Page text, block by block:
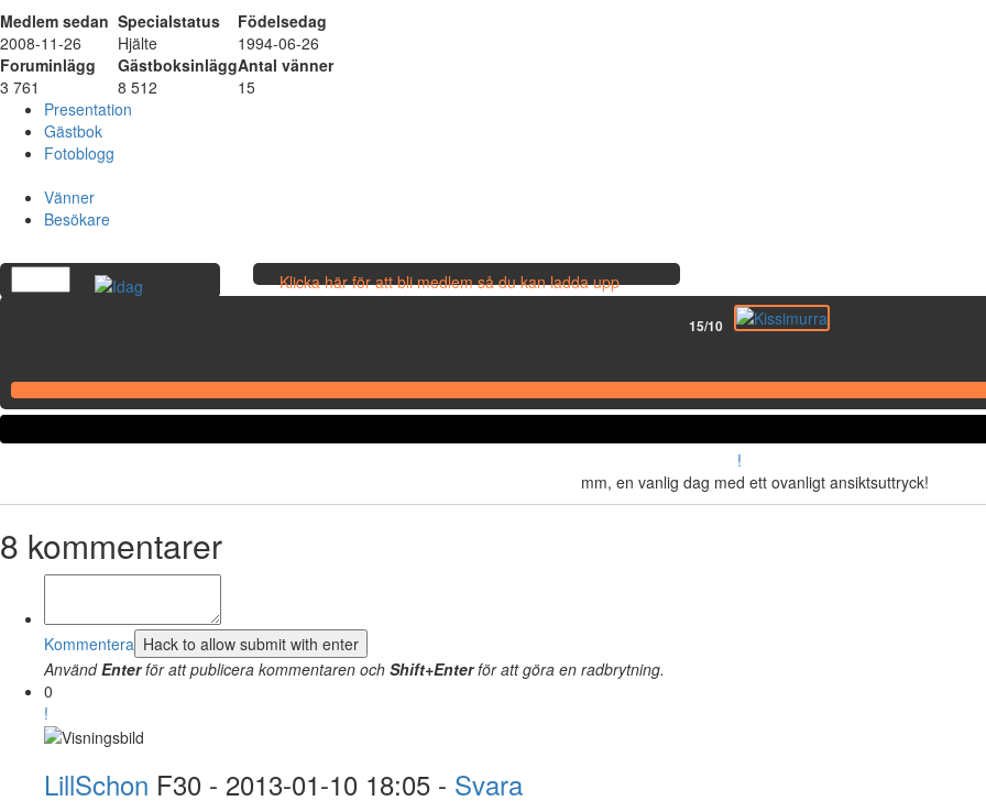
Medlem sedan Specialstatus
Födelsedag
2008-11-26
Hjälte
1994-06-26
Foruminlägg
GästboksinläggAntal vänner
3 761
8 512
15
Presentation
Gästbok
Fotoblogg
Vänner
Besökare
Klicka här för att bli medlem så du kan ladda upp
egna bilder!
15/10
!
mm, en vanlig dag med ett ovanligt ansiktsuttryck!
8 kommentarer
Kommentera
AnvändEnterför att publicera kommentaren och Shift+Enterför att göra en radbrytning.
0
!
LillSchon F30 - 2013-01-10 18:05 - Svara